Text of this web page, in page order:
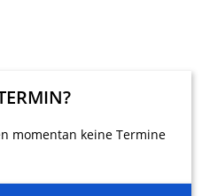
momentan keine Termine